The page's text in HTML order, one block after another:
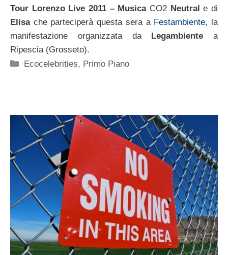
Tour Lorenzo Live 2011 – Musica CO2 Neutral e di
Elisache parteciperà questa sera a Festambiente, la
manifestazione organizzata da Legambiente a
Ripescia (Grosseto).
Categorie
Ecocelebrities, Primo Piano